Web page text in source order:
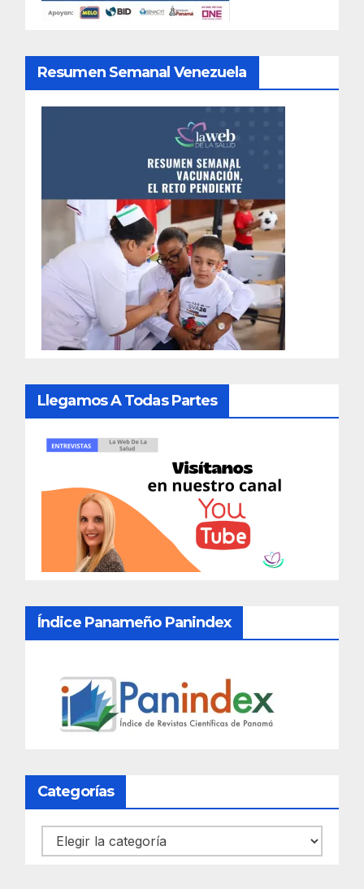
Resumen Semanal Venezuela
Llegamos A Todas Partes
Índice Panameño Panindex
Categorías
Categorías